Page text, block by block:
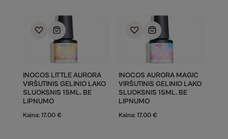
INOCOS LITTLE AURORA
VIRŠUTINIS GELINIO LAKO
SLUOKSNIS 15ML. BE
LIPNUMO
Kaina: 17.00 €
INOCOS AURORA MAGIC
VIRŠUTINIS GELINIO LAKO
SLUOKSNIS 15ML. BE
LIPNUMO
Kaina: 17.00 €